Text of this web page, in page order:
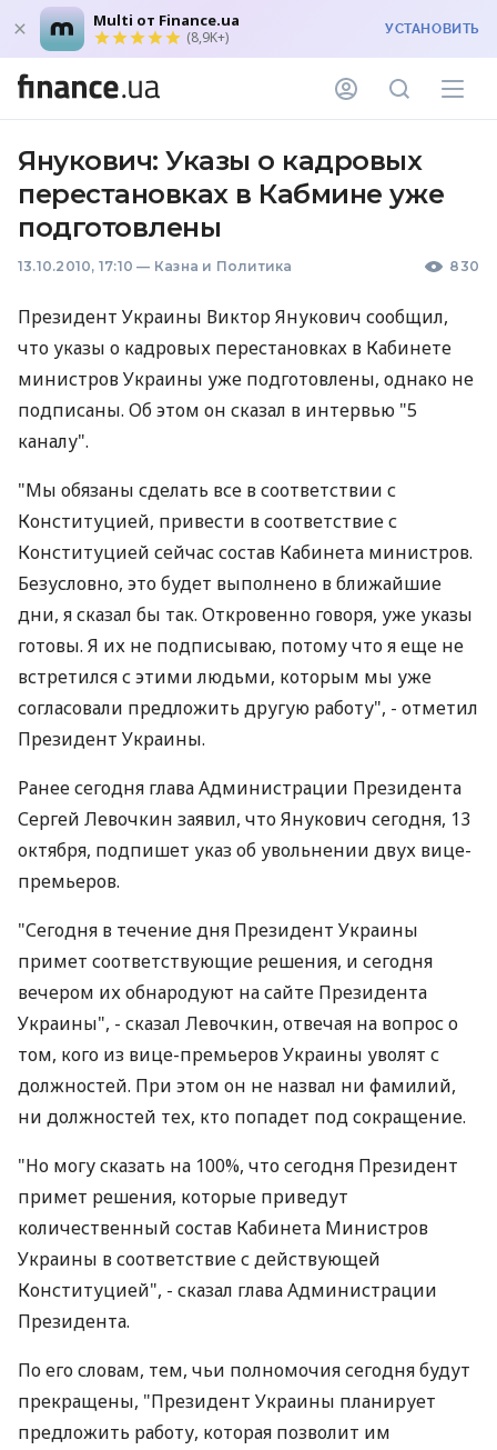
Multi от Finance.ua
(8,9K+) УСТАНОВИТЬ
Янукович: Указы о кадровых
перестановках в Кабмине уже
подготовлены
13.10.2010, 17:10 — Казна и Политика 830
Президент Украины Виктор Янукович сообщил,
что указы о кадровых перестановках в Кабинете
министров Украины уже подготовлены, однако не
подписаны. Об этом он сказал в интервью "5
каналу".
"Мы обязаны сделать все в соответствии с
Конституцией, привести в соответствие с
Конституцией сейчас состав Кабинета министров.
Безусловно, это будет выполнено в ближайшие
дни, я сказал бы так. Откровенно говоря, уже указы
готовы. Я их не подписываю, потому что я еще не
встретился с этими людьми, которым мы уже
согласовали предложить другую работу", - отметил
Президент Украины.
Ранее сегодня глава Администрации Президента
Сергей Левочкин заявил, что Янукович сегодня, 13
октября, подпишет указ об увольнении двух вице-
премьеров.
"Сегодня в течение дня Президент Украины
примет соответствующие решения, и сегодня
вечером их обнародуют на сайте Президента
Украины", - сказал Левочкин, отвечая на вопрос о
том, кого из вице-премьеров Украины уволят с
должностей. При этом он не назвал ни фамилий,
ни должностей тех, кто попадет под сокращение.
"Но могу сказать на 100%, что сегодня Президент
примет решения, которые приведут
количественный состав Кабинета Министров
Украины в соответствие с действующей
Конституцией", - сказал глава Администрации
Президента.
По его словам, тем, чьи полномочия сегодня будут
прекращены, "Президент Украины планирует
предложить работу, которая позволит им